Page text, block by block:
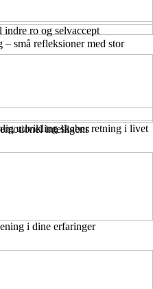
små refleksioner med stor
intelligens
indre ro og selvaccept
udvikling skaber retning i livet
i dine erfaringer